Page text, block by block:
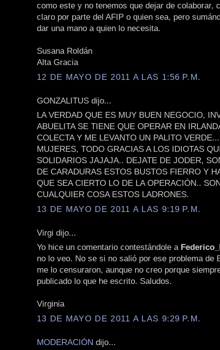
como este y no tenemos que dejar de colaborar,
claro por parte del AFIP o quien sea, pero
dar una mano a quien lo necesita.
Susana Roldán
Alta Gracia
12 DE MAYO DE 2011 A LAS 1:56 P.M.
GONZALITUS dijo...
LA VERDAD QUE ES MUY BUEN NEGOCIO,
ABUELITA SE TIENE QUE OPERAR EN
COLECTA Y ME LEVANTO UN PALITO
MUJERES, TODO GRACIAS A LOS IDIOTAS
SOLIDARIOS JAJAJA.. DEJATE DE JODER,
DE CARADURAS ESTOS BUSTOS FIERRO Y
QUE SEA CIERTO LO DE LA OPERACIÓN..
CUALQUIER COSA ESTOS LADRONES.
13 DE MAYO DE 2011 A LAS 9:19 P.M.
Virgi dijo...
Yo hice un comentario contestándole a
no lo veo. No se si no salió por ese problema de
me lo censuraron, aunque no creo porque
publicado lo que he escrito. Saludos.
Virginia
13 DE MAYO DE 2011 A LAS 9:29 P.M.
MODERACIÓN dijo...